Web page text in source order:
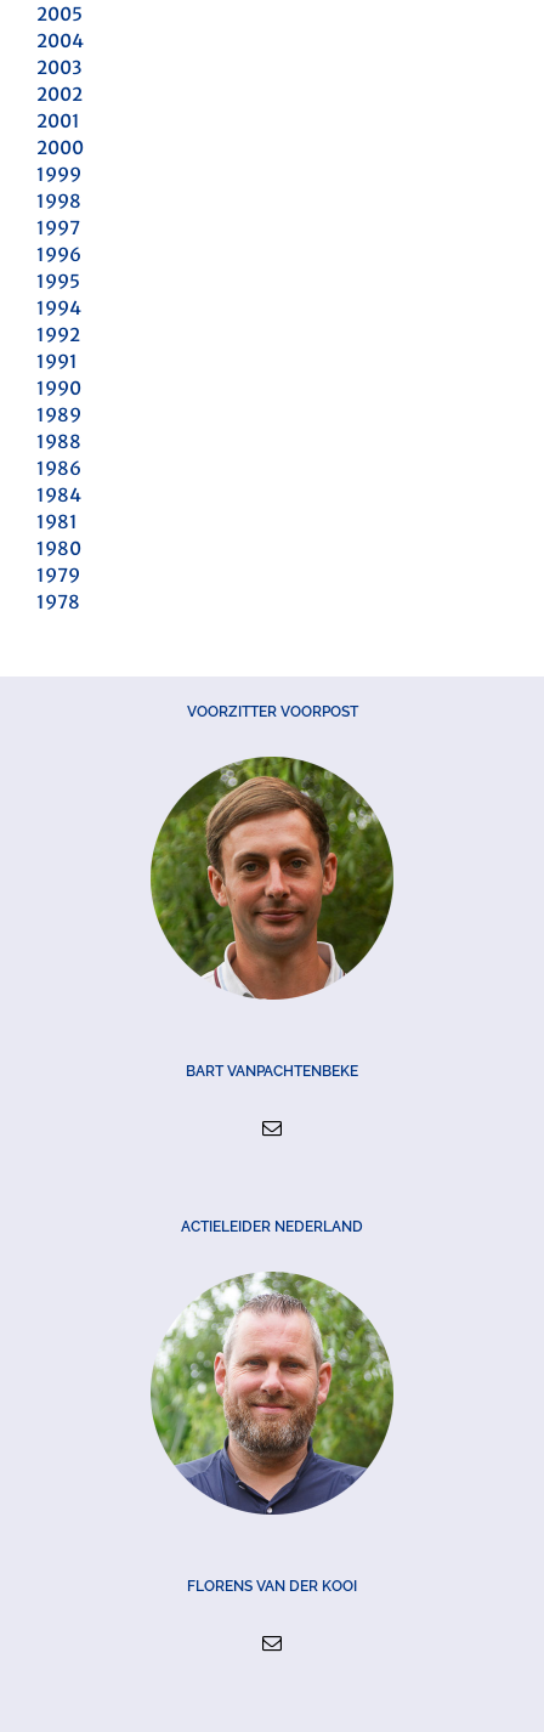
2005
2004
2003
2002
2001
2000
1999
1998
1997
1996
1995
1994
1992
1991
1990
1989
1988
1986
1984
1981
1980
1979
1978
VOORZITTER VOORPOST
BART VANPACHTENBEKE
ACTIELEIDER NEDERLAND
FLORENS VAN DER KOOI